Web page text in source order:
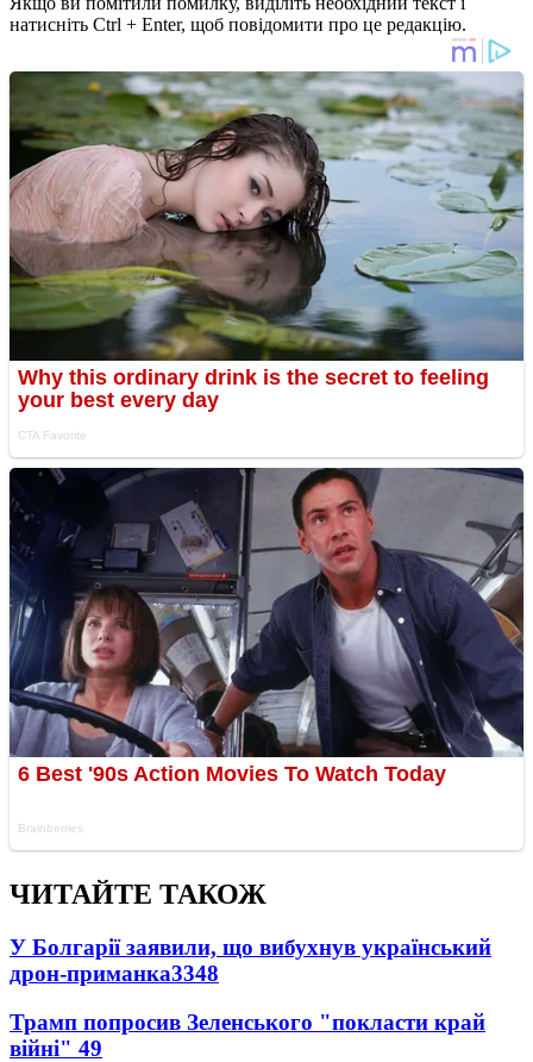
натисніть Ctrl + Enter, щоб повідомити про це редакцію.
ЧИТАЙТЕ ТАКОЖ
У Болгарії заявили, що вибухнув український
дрон-приманка3348
Трамп попросив Зеленського "покласти край
війні" 49